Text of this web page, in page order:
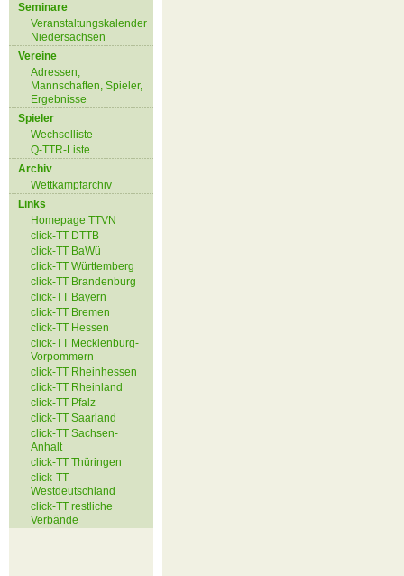
Seminare
Veranstaltungskalender
Niedersachsen
Vereine
Adressen,
Mannschaften, Spieler,
Ergebnisse
Spieler
Wechselliste
Q-TTR-Liste
Archiv
Wettkampfarchiv
Links
Homepage TTVN
click-TT DTTB
click-TT BaWü
click-TT Württemberg
click-TT Brandenburg
click-TT Bayern
click-TT Bremen
click-TT Hessen
click-TT Mecklenburg-
Vorpommern
click-TT Rheinhessen
click-TT Rheinland
click-TT Pfalz
click-TT Saarland
click-TT Sachsen-
Anhalt
click-TT Thüringen
click-TT
Westdeutschland
click-TT restliche
Verbände